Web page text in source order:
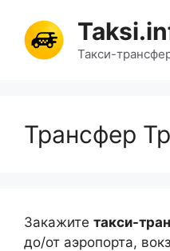
содержимомуТакси-
Трансфер
Закажите такси-
до/от аэропорта,